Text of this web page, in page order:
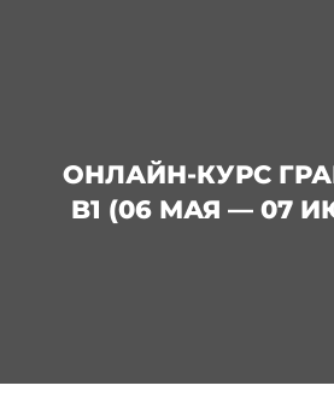
ОНЛАЙН-КУРС
B1 (06 МАЯ — 07